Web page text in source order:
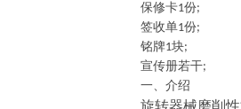
保修卡1份;
签收单1份;
铭牌1块;
宣传册若干;
一、 介绍
旋转器械磨削